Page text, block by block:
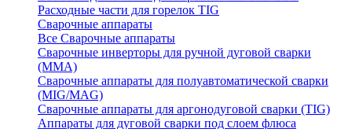
Расходные части для горелок TIG
Сварочные аппараты
Все Сварочные аппараты
Сварочные инверторы для ручной дуговой сварки
(MMA)
Сварочные аппараты для полуавтоматической сварки
(MIG/MAG)
Сварочные аппараты для аргонодуговой сварки (TIG)
Аппараты для дуговой сварки под слоем флюса